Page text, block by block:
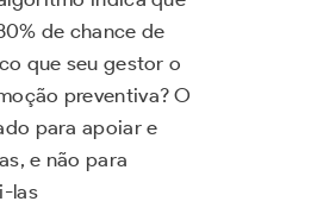
de chance de
que seu gestor o
preventiva? O
para apoiar e
e não para
las